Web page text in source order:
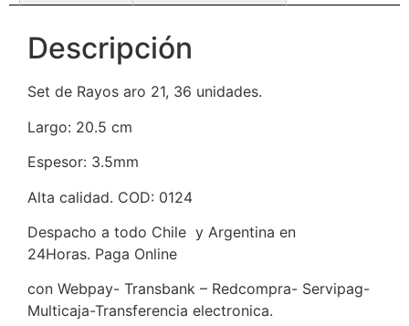
Descripción
Set de Rayos aro 21, 36 unidades.
Largo: 20.5 cm
Espesor: 3.5mm
Alta calidad. COD: 0124
Despacho a todo Chile y Argentina en
24Horas. Paga Online
con Webpay- Transbank – Redcompra- Servipag-
Multicaja-Transferencia electronica.